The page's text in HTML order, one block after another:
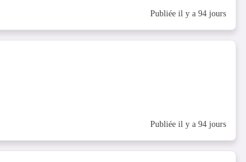
Publiée il y a 94 jours
Publiée il y a 94 jours